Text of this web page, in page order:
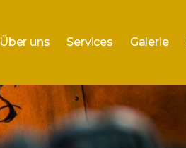
Über uns Services Galerie